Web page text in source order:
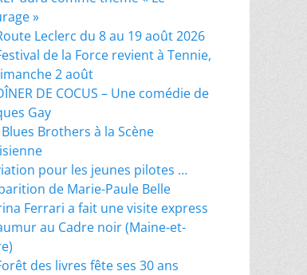
»
Leclerc du 8 au 19 août 2026
de la Force revient à Tennie,
2 août
DE COCUS – Une comédie de
Gay
Blues Brothers à la Scène
pour les jeunes pilotes …
de Marie-Paule Belle
Ferrari a fait une visite express
au Cadre noir (Maine-et-
des livres fête ses 30 ans